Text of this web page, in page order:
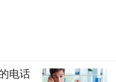
电话